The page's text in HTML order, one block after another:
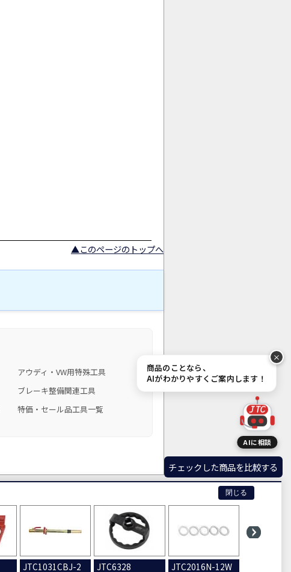
チェックした商品を比較する
閉じる
JTC1031CBJ-2 JTC6328 JTC2016N-12W
.
▲このページのトップへ
アウディ・VW用特殊工具
ブレーキ整備関連工具
特価・セール品工具一覧
商品のことなら、
AIがわかりやすくご案内します！
JTC
AIに相談